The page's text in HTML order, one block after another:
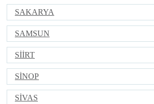
SAKARYA
SAMSUN
SİİRT
SİNOP
SİVAS